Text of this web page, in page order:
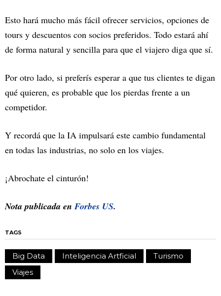
Esto hará mucho más fácil ofrecer servicios, opciones de
tours y descuentos con socios preferidos. Todo estará ahí
de forma natural y sencilla para que el viajero diga que sí.
Por otro lado, si preferís esperar a que tus clientes te digan
qué quieren, es probable que los pierdas frente a un
competidor.
Y recordá que la IA impulsará este cambio fundamental
en todas las industrias, no solo en los viajes.
¡Abrochate el cinturón!
Nota publicada enForbes US.
TAGS
Big Data Inteligencia Artficial
Turismo
Viajes